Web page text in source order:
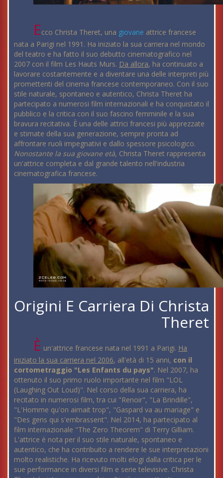
Ecco Christa Theret, una giovane attrice francese
nata a Parigi nel 1991. Ha iniziato la sua carriera nel mondo
del teatro e ha fatto il suo debutto cinematografico nel
2007 con il film Les Hauts Murs. Da allora, ha continuato a
lavorare costantemente e a diventare una delle interpreti più
promettenti del cinema francese contemporaneo. Con il suo
stile naturale, spontaneo e autentico, Christa Theret ha
partecipato a numerosi film internazionali e ha conquistato il
pubblico e la critica con il suo fascino femminile e la sua
bravura recitativa. È una delle attrici francesi più apprezzate
e stimate della sua generazione, sempre pronta ad
affrontare ruoli impegnativi e dallo spessore psicologico.
Nonostante la sua giovane età, Christa Theret rappresenta
un'attrice completa e dal grande talento nell'industria
cinematografica francese.
Origini E Carriera Di Christa
Theret
È un'attrice francese nata nel 1991 a Parigi. Ha
iniziato la sua carriera nel 2006, all'età di 15 anni, con il
cortometraggio "Les Enfants du pays". Nel 2007, ha
ottenuto il suo primo ruolo importante nel film "LOL
(Laughing Out Loud)". Nel corso della sua carriera, ha
recitato in numerosi film, tra cui "Renoir", "La Brindille",
"L'Homme qu'on aimait trop", "Gaspard va au mariage" e
"Des gens qui s'embrassent". Nel 2014, ha partecipato al
film internazionale "The Zero Theorem" di Terry Gilliam.
L'attrice è nota per il suo stile naturale, spontaneo e
autentico, che ha contribuito a rendere le sue interpretazioni
molto realistiche. Ha ricevuto molti elogi dalla critica per le
sue performance in diversi film e serie televisive. Christa